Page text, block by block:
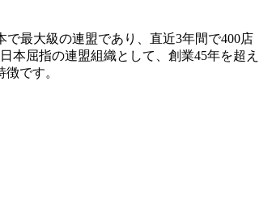
最大級の連盟であり、直近3年間で400店
本屈指の連盟組織として、創業45年を超え
です。